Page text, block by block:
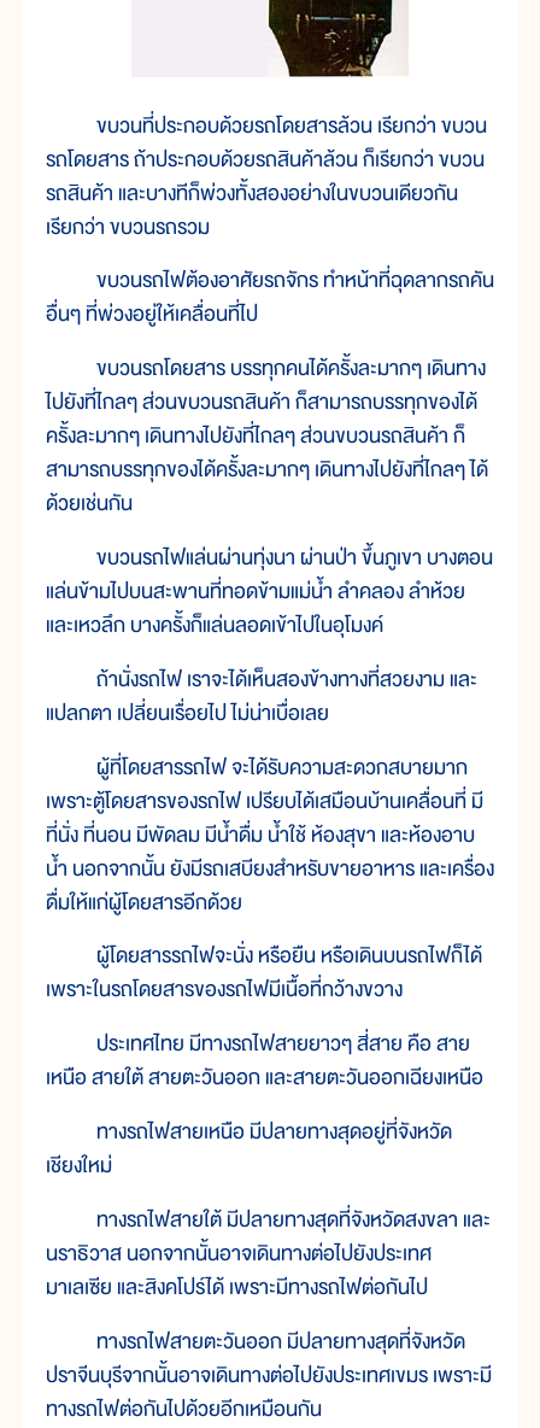
ขบวนที่ประกอบด้วยรถโดยสารล้วน เรียกว่า ขบวน
รถโดยสาร ถ้าประกอบด้วยรถสินค้าล้วน ก็เรียกว่า ขบวน
รถสินค้า และบางทีก็พ่วงทั้งสองอย่างในขบวนเดียวกัน
เรียกว่า ขบวนรถรวม
ขบวนรถไฟต้องอาศัยรถจักร ทำหน้าที่ฉุดลากรถคัน
อื่นๆ ที่พ่วงอยู่ให้เคลื่อนที่ไป
ขบวนรถโดยสาร บรรทุกคนได้ครั้งละมากๆ เดินทาง
ไปยังที่ไกลๆ ส่วนขบวนรถสินค้า ก็สามารถบรรทุกของได้
ครั้งละมากๆ เดินทางไปยังที่ไกลๆ ส่วนขบวนรถสินค้า ก็
สามารถบรรทุกของได้ครั้งละมากๆ เดินทางไปยังที่ไกลๆ ได้
ด้วยเช่นกัน
ขบวนรถไฟแล่นผ่านทุ่งนา ผ่านป่า ขึ้นภูเขา บางตอน
แล่นข้ามไปบนสะพานที่ทอดข้ามแม่น้ำ ลำคลอง ลำห้วย
และเหวลึก บางครั้งก็แล่นลอดเข้าไปในอุโมงค์
ถ้านั่งรถไฟ เราจะได้เห็นสองข้างทางที่สวยงาม และ
แปลกตา เปลี่ยนเรื่อยไป ไม่น่าเบื่อเลย
ผู้ที่โดยสารรถไฟ จะได้รับความสะดวกสบายมาก
เพราะตู้โดยสารของรถไฟ เปรียบได้เสมือนบ้านเคลื่อนที่ มี
ที่นั่ง ที่นอน มีพัดลม มีน้ำดื่ม น้ำใช้ ห้องสุขา และห้องอาบ
น้ำ นอกจากนั้น ยังมีรถเสบียงสำหรับขายอาหาร และเครื่อง
ดื่มให้แก่ผู้โดยสารอีกด้วย
ผู้โดยสารรถไฟจะนั่ง หรือยืน หรือเดินบนรถไฟก็ได้
เพราะในรถโดยสารของรถไฟมีเนื้อที่กว้างขวาง
ประเทศไทย มีทางรถไฟสายยาวๆ สี่สาย คือ สาย
เหนือ สายใต้ สายตะวันออก และสายตะวันออกเฉียงเหนือ
ทางรถไฟสายเหนือ มีปลายทางสุดอยู่ที่จังหวัด
เชียงใหม่
ทางรถไฟสายใต้ มีปลายทางสุดที่จังหวัดสงขลา และ
นราธิวาส นอกจากนั้นอาจเดินทางต่อไปยังประเทศ
มาเลเซีย และสิงคโปร์ได้ เพราะมีทางรถไฟต่อกันไป
ทางรถไฟสายตะวันออก มีปลายทางสุดที่จังหวัด
ปราจีนบุรีจากนั้นอาจเดินทางต่อไปยังประเทศเขมร เพราะมี
ทางรถไฟต่อกันไปด้วยอีกเหมือนกัน